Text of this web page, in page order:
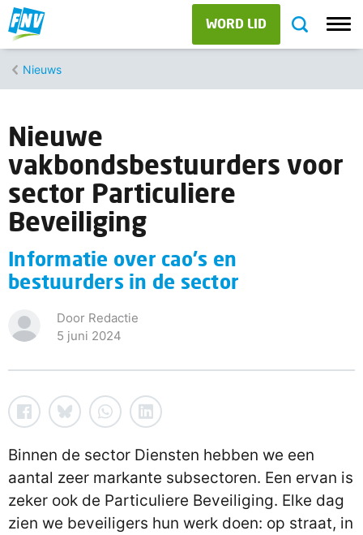
WORD LID
Nieuws
Nieuwe
vakbondsbestuurders voor
sector Particuliere
Beveiliging
Informatie over cao's en
bestuurders in de sector
Door Redactie
5 juni 2024
Binnen de sector Diensten hebben we een
aantal zeer markante subsectoren. Een ervan is
zeker ook de Particuliere Beveiliging. Elke dag
zien we beveiligers hun werk doen: op straat, in